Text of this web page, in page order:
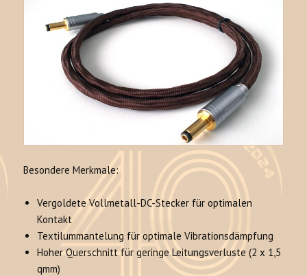
Besondere Merkmale:
Vergoldete Vollmetall-DC-Stecker für optimalen
Kontakt
Textilummantelung für optimale Vibrationsdämpfung
Hoher Querschnitt für geringe Leitungsverluste (2 x 1,5
qmm)